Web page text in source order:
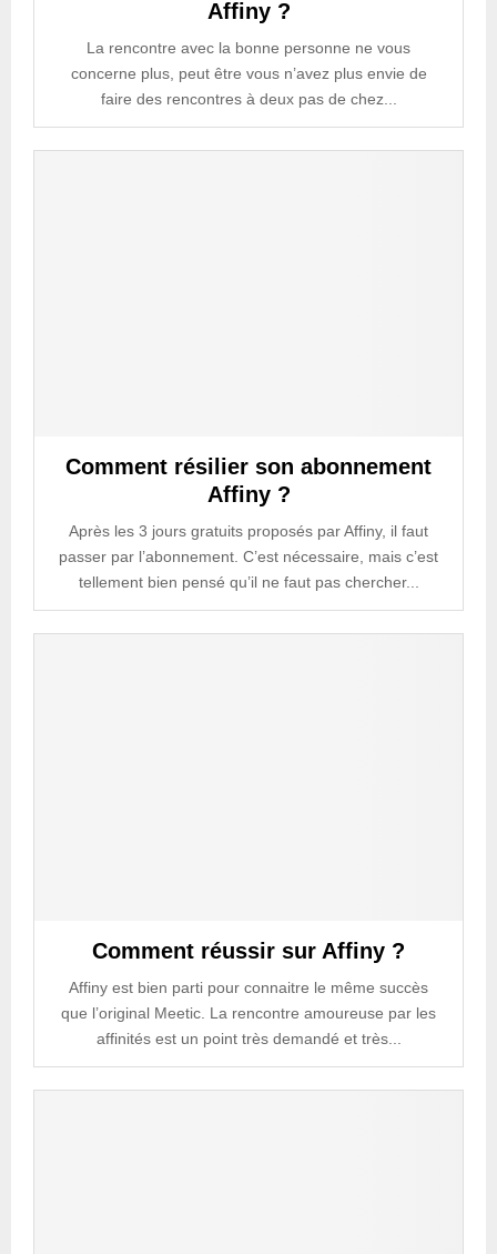
Affiny ?
La rencontre avec la bonne personne ne vous
concerne plus, peut être vous n’avez plus envie de
faire des rencontres à deux pas de chez...
Comment résilier son abonnement
Affiny ?
Après les 3 jours gratuits proposés par Affiny, il faut
passer par l’abonnement. C’est nécessaire, mais c’est
tellement bien pensé qu’il ne faut pas chercher...
Comment réussir sur Affiny ?
Affiny est bien parti pour connaitre le même succès
que l’original Meetic. La rencontre amoureuse par les
affinités est un point très demandé et très...